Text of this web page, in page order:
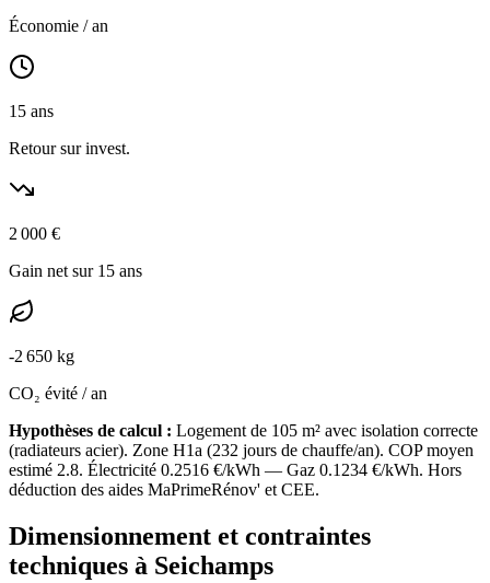
Économie / an
15 ans
Retour sur invest.
2 000 €
Gain net sur 15 ans
-2 650 kg
CO₂ évité / an
Hypothèses de calcul : Logement de 105 m² avec isolation correcte
(radiateurs acier). Zone H1a (232 jours de chauffe/an). COP moyen
estimé 2.8. Électricité 0.2516 €/kWh — Gaz 0.1234 €/kWh. Hors
déduction des aides MaPrimeRénov' et CEE.
Dimensionnement et contraintes
techniques à Seichamps